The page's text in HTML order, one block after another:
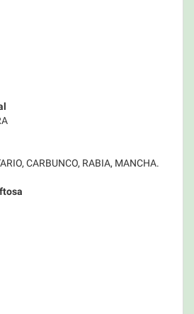
CARBUNCO, RABIA, MANCHA.